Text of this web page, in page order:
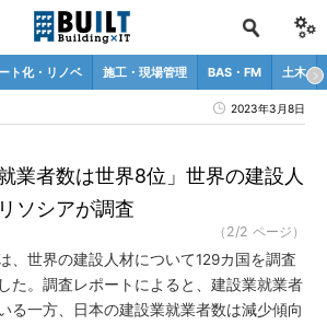
ト化・リノベ 施工・現場管理 BAS・FM 土木
2023年3月8日
業者数は世界8位」世界の建設人
ソシアが調査
（2/2 ページ）
、世界の建設人材について129カ国を調査
た。調査レポートによると、建設業就業者
る一方、日本の建設業就業者数は減少傾向